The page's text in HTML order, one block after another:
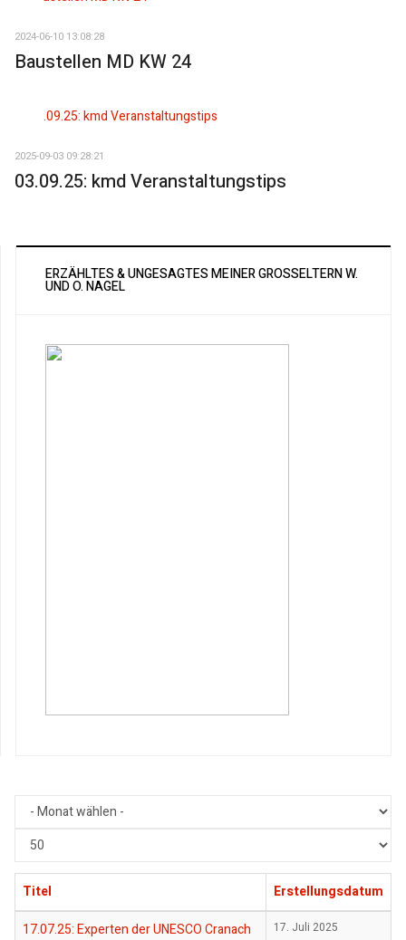
2024-06-10 13:08:28
Baustellen MD KW 24
2025-09-03 09:28:21
03.09.25: kmd Veranstaltungstips
ERZÄHLTES & UNGESAGTES MEINER GROSSELTERN W. U
ND O. NAGEL
Anzeige
Titel
Erstellungsdatum
17.07.25: Experten der UNESCO Cranach
17. Juli 2025